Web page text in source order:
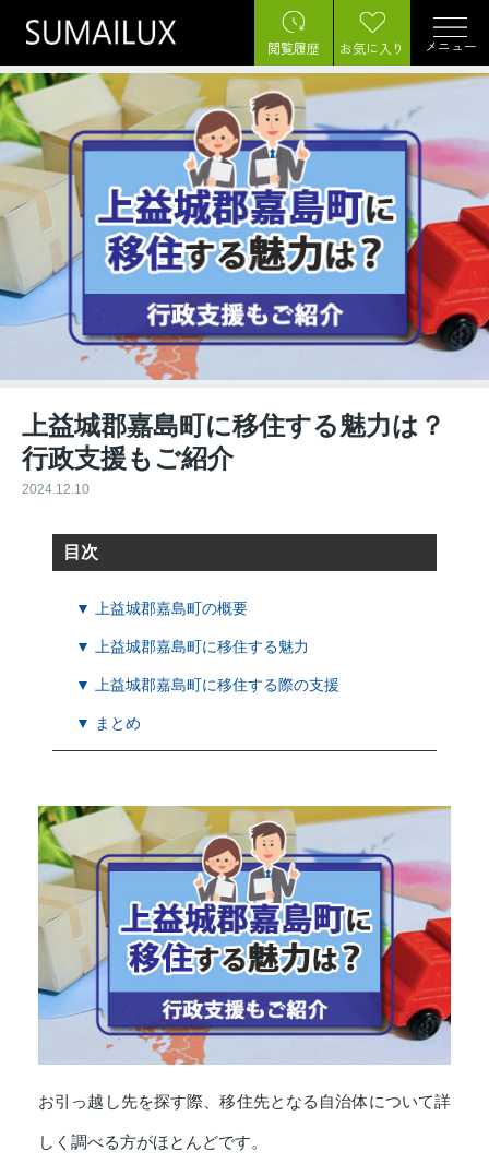
閲覧履歴 お気に入り メニュー
上益城郡嘉島町に移住する魅力は？
行政支援もご紹介
2024.12.10
目次
▼ 上益城郡嘉島町の概要
▼ 上益城郡嘉島町に移住する魅力
▼ 上益城郡嘉島町に移住する際の支援
▼ まとめ
お引っ越し先を探す際、移住先となる自治体について詳
しく調べる方がほとんどです。